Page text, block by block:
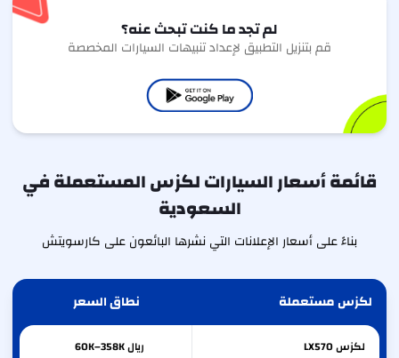
لم تجد ما كنت تبحث عنه؟
قم بتنزيل التطبيق لإعداد تنبيهات السيارات المخصصة
قائمة أسعار السيارات لكزس المستعملة في
السعودية
بناءً على أسعار الإعلانات التي نشرها البائعون على كارسويتش
لكزس مستعملة نطاق السعر
لكزسLX570 ريال 60K–358K